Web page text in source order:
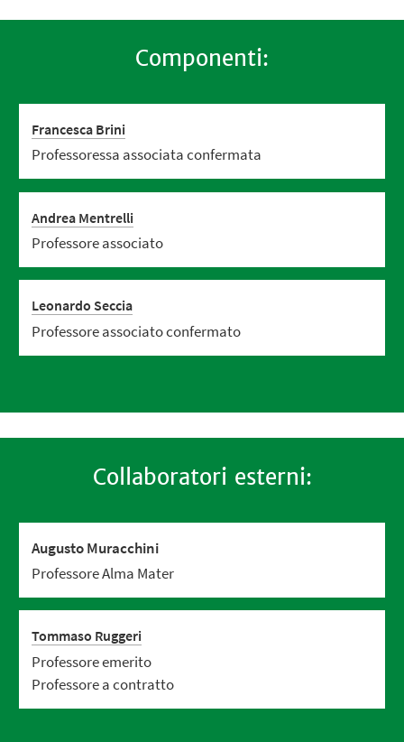
Componenti:
Francesca Brini
Professoressa associata confermata
Andrea Mentrelli
Professore associato
Leonardo Seccia
Professore associato confermato
Collaboratori esterni:
Augusto Muracchini
Professore Alma Mater
Tommaso Ruggeri
Professore emerito
Professore a contratto